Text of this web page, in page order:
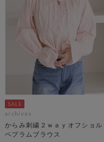
archives
からみ刺繍２ｗａｙオフショル
ペプラムブラウス